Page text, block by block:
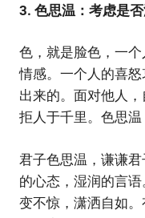
3. 色思温：考虑是否
色，就是脸色，一
情感。一个人的喜
出来的。面对他人
拒人于千里。色思温
君子色思温，谦谦
的心态，湿润的言
变不惊，潇洒自如